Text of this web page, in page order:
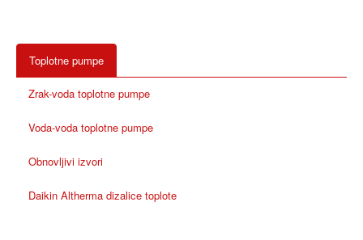
Toplotne pumpe
Zrak-voda toplotne pumpe
Voda-voda toplotne pumpe
Obnovljivi izvori
Daikin Altherma dizalice toplote